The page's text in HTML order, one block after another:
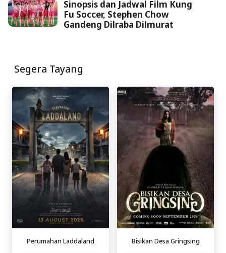
Sinopsis dan Jadwal Film Kung
Fu Soccer, Stephen Chow
Gandeng Dilraba Dilmurat
Segera Tayang
Perumahan Laddaland Bisikan Desa Gringsing